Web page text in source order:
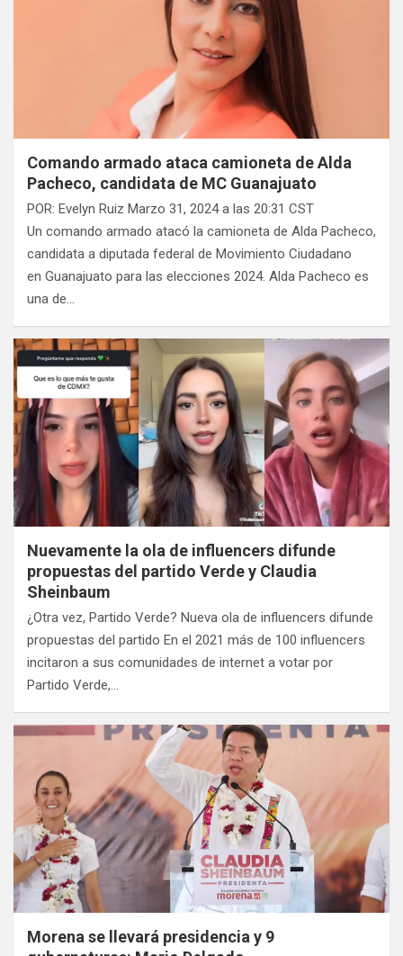
Comando armado ataca camioneta de Alda
Pacheco, candidata de MC Guanajuato
POR: Evelyn Ruiz Marzo 31, 2024 a las 20:31 CST
Un comando armado atacó la camioneta de Alda Pacheco,
candidata a diputada federal de Movimiento Ciudadano
en Guanajuato para las elecciones 2024. Alda Pacheco es
una de…
Nuevamente la ola de influencers difunde
propuestas del partido Verde y Claudia
Sheinbaum
¿Otra vez, Partido Verde? Nueva ola de influencers difunde
propuestas del partido En el 2021 más de 100 influencers
incitaron a sus comunidades de internet a votar por
Partido Verde,…
Morena se llevará presidencia y 9